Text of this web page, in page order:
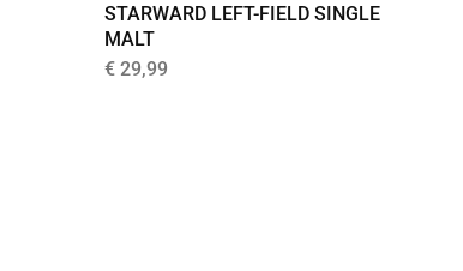
STARWARD LEFT-FIELD SINGLE
MALT
€ 29,99